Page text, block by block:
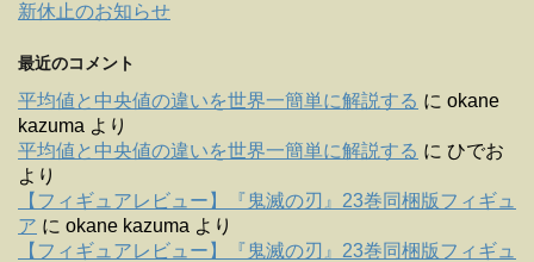
新休止のお知らせ
最近のコメント
平均値と中央値の違いを世界一簡単に解説する に okane
kazuma より
平均値と中央値の違いを世界一簡単に解説する に ひでお
より
【フィギュアレビュー】『鬼滅の刃』23巻同梱版フィギュ
ア に okane kazuma より
【フィギュアレビュー】『鬼滅の刃』23巻同梱版フィギュ